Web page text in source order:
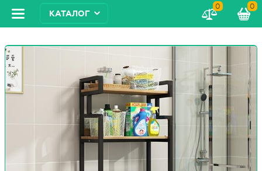
КАТАЛОГ
0 0